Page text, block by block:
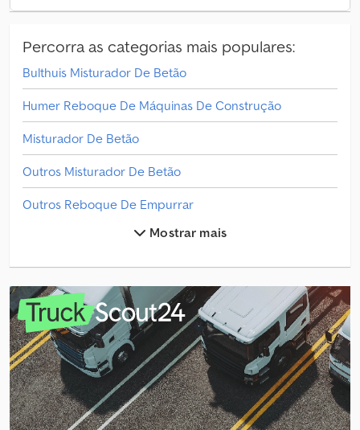
Percorra as categorias mais populares:
Bulthuis Misturador De Betão
Humer Reboque De Máquinas De Construção
Misturador De Betão
Outros Misturador De Betão
Outros Reboque De Empurrar
Outros Reboque De Motocicleta
Outros Reboque De Máquinas De Construção
Outros Reboque De Rolo
Outros Reboque De Venda
Outros Reboque Para Cavalos
Outros Reboques De Automóveis
Mostrar mais